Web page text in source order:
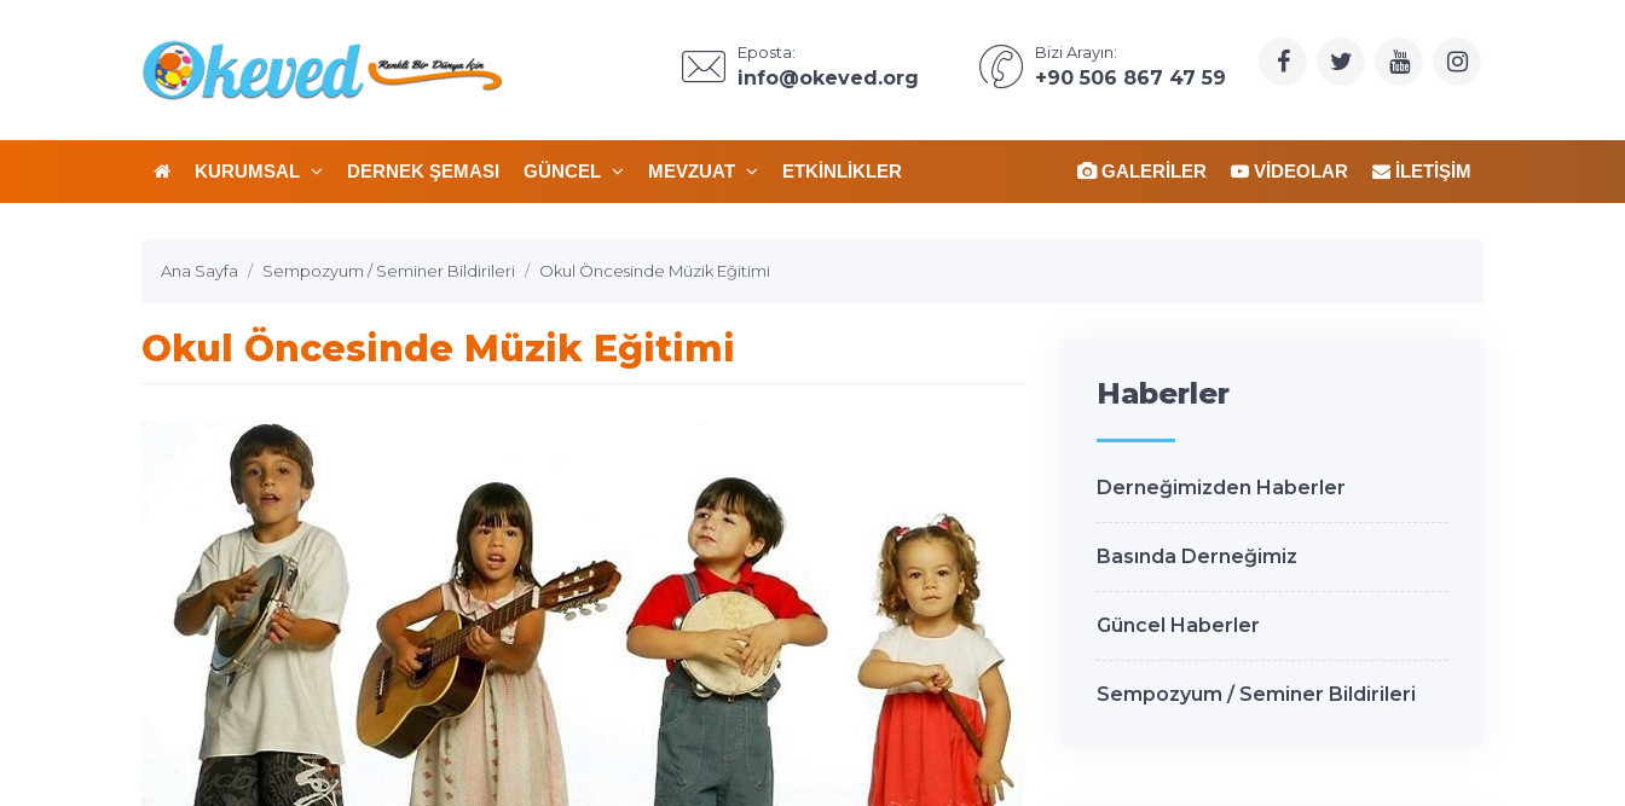
Eposta:
info@okeved.org
Bizi Arayın:
+90 506 867 47 59
KURUMSAL DERNEK ŞEMASI GÜNCEL MEVZUAT ETKINLIKLER GALERILER VIDEOLAR İLETIŞIM
Ana Sayfa Sempozyum / Seminer Bildirileri Okul Öncesinde Müzik Eğitimi
Okul Öncesinde Müzik Eğitimi
Haberler
Derneğimizden Haberler
Basında Derneğimiz
Güncel Haberler
Sempozyum / Seminer Bildirileri